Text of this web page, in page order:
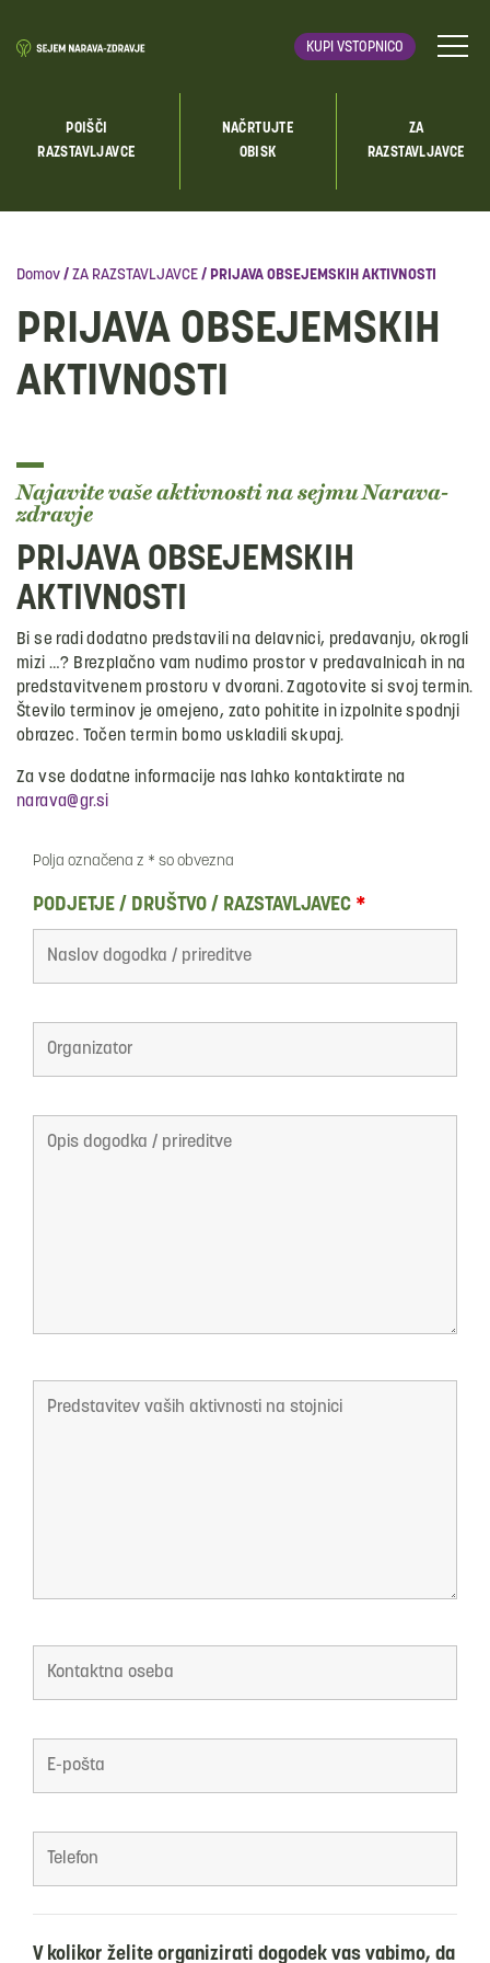
KUPI VSTOPNICO
POIŠČI
RAZSTAVLJAVCE
NAČRTUJTE
OBISK
ZA
RAZSTAVLJAVCE
Domov / ZA RAZSTAVLJAVCE / PRIJAVA OBSEJEMSKIH AKTIVNOSTI
PRIJAVA OBSEJEMSKIH
AKTIVNOSTI
Najavite vaše aktivnosti na sejmu Narava-
zdravje
PRIJAVA OBSEJEMSKIH
AKTIVNOSTI
Bi se radi dodatno predstavili na delavnici, predavanju, okrogli
mizi …? Brezplačno vam nudimo prostor v predavalnicah in na
predstavitvenem prostoru v dvorani. Zagotovite si svoj termin.
Število terminov je omejeno, zato pohitite in izpolnite spodnji
obrazec. Točen termin bomo uskladili skupaj.
Za vse dodatne informacije nas lahko kontaktirate na
narava@gr.si
Polja označena z * so obvezna
PODJETJE / DRUŠTVO / RAZSTAVLJAVEC *
V kolikor želite organizirati dogodek vas vabimo, da